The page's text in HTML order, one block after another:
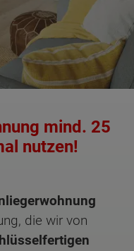
mind. 25
nutzen!
die wir von